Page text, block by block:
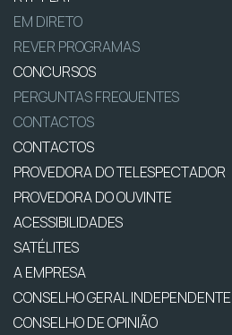
EM DIRETO
REVER PROGRAMAS
CONCURSOS
PERGUNTAS FREQUENTES
CONTACTOS
CONTACTOS
PROVEDORA DO TELESPECTADOR
PROVEDORA DO OUVINTE
ACESSIBILIDADES
SATÉLITES
A EMPRESA
CONSELHO GERAL INDEPENDENTE
CONSELHO DE OPINIÃO